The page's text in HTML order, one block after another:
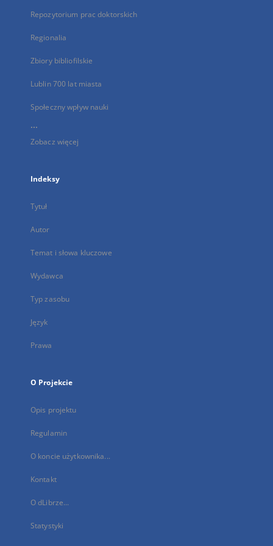
Repozytorium prac doktorskich
Regionalia
Zbiory bibliofilskie
Lublin 700 lat miasta
Społeczny wpływ nauki
...
Zobacz więcej
Indeksy
Tytuł
Autor
Temat i słowa kluczowe
Wydawca
Typ zasobu
Język
Prawa
O Projekcie
Opis projektu
Regulamin
O koncie użytkownika...
Kontakt
O dLibrze...
Statystyki